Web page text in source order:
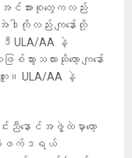
အင်အားစုတွေကလည်း
ါကိုလည်း ကျနော်တို့
ULA/AA နဲ့
းသလားဆိုတော့ ကျနော်
ULA/AA နဲ့
ညီနောင်အဖွဲ့ထဲမှာတော့
မီးဖက်ဒရယ်